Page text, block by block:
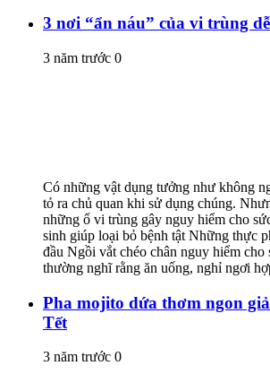
3 nơi “ẩn náu” của vi trùng
3 năm trước 0
Có những vật dụng tưởng như không
tỏ ra chủ quan khi sử dụng chúng.
những ổ vi trùng gây nguy hiểm cho
sinh giúp loại bỏ bệnh tật Những thực
đầu Ngồi vắt chéo chân nguy hiểm
thường nghĩ rằng ăn uống, nghỉ ngơi
Pha mojito dứa thơm ngon
Tết
3 năm trước 0